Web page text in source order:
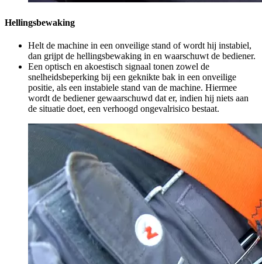
Hellingsbewaking
Helt de machine in een onveilige stand of wordt hij instabiel,
dan grijpt de hellingsbewaking in en waarschuwt de bediener.
Een optisch en akoestisch signaal tonen zowel de
snelheidsbeperking bij een geknikte bak in een onveilige
positie, als een instabiele stand van de machine. Hiermee
wordt de bediener gewaarschuwd dat er, indien hij niets aan
de situatie doet, een verhoogd ongevalrisico bestaat.